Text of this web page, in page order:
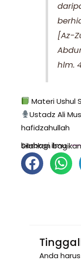
[Az-
hlm.
Materi Ushul
Ustadz Ali
hafidzahullah
berbagi ilmu
Silahkan
Anda harus